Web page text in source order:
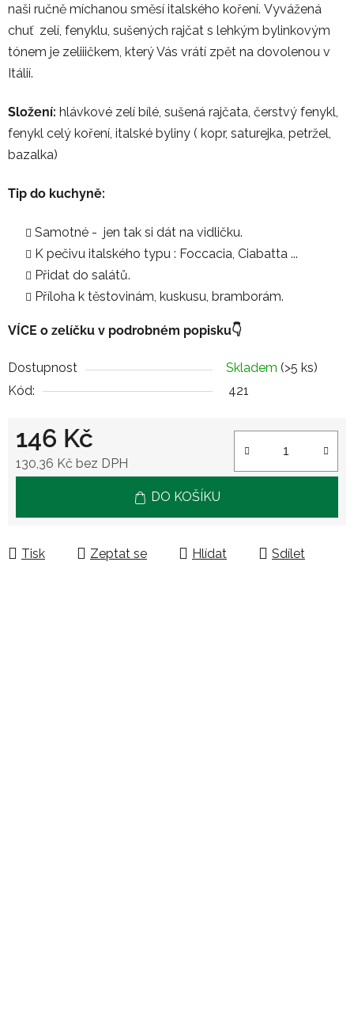
naši ručně míchanou směsí italského koření. Vyvážená
chuť zelí, fenyklu, sušených rajčat s lehkým bylinkovým
tónem je zeliiičkem, který Vás vrátí zpět na dovolenou v
Itálií.
Složení: hlávkové zelí bílé, sušená rajčata, čerstvý fenykl,
fenykl celý koření, italské byliny ( kopr, saturejka, petržel,
bazalka)
Tip do kuchyně:
Samotné - jen tak si dát na vidličku.
K pečivu italského typu : Foccacia, Ciabatta ...
Přidat do salátů.
Příloha k těstovinám, kuskusu, bramborám.
VÍCE o zelíčku v podrobném popisku👇
Dostupnost Skladem (>5 ks)
Kód:
421
146 Kč
130,36 Kč bez DPH
DO KOŠÍKU
Tisk Zeptat se Hlídat Sdílet